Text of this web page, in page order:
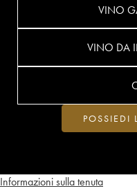
Informazioni sulla tenuta
VINO
VINO DA
POSSIEDI